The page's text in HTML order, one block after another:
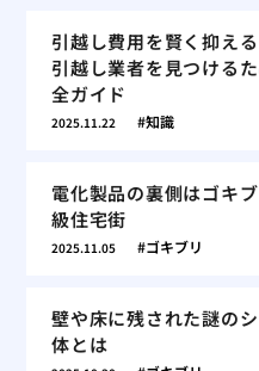
引越し費用を賢く抑え
引越し業者を見つける
全ガイド
2025.11.22 知識
電化製品の裏側はゴキ
級住宅街
2025.11.05 ゴキブリ
壁や床に残された謎の
体とは